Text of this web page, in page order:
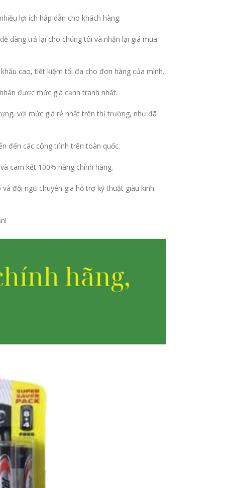
lợi ích hấp dẫn cho khách hàng:
dàng trả lại cho chúng tôi và nhận lại giá mua
cao, tiết kiệm tối đa cho đơn hàng của mình.
được mức giá cạnh tranh nhất.
với mức giá rẻ nhất trên thị trường, như đã
đến các công trình trên toàn quốc.
cam kết 100% hàng chính hãng.
đội ngũ chuyên gia hỗ trợ kỹ thuật giàu kinh